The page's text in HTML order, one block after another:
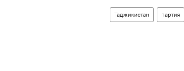
Таджикистан партия